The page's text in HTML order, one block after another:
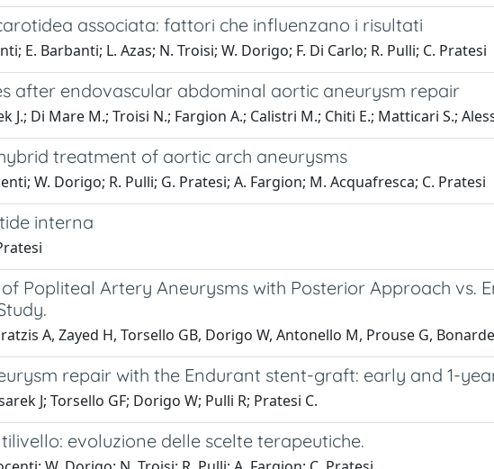
associata: fattori che influenzano i risultati
E. Barbanti; L. Azas; N. Troisi; W. Dorigo; F. Di Carlo; R. Pulli; C. Pratesi
after endovascular abdominal aortic aneurysm repair
J.; Di Mare M.; Troisi N.; Fargion A.; Calistri M.; Chiti E.; Matticari S.;
treatment of aortic arch aneurysms
W. Dorigo; R. Pulli; G. Pratesi; A. Fargion; M. Acquafresca; C. Pratesi
interna
Popliteal Artery Aneurysms with Posterior Approach vs.
A, Zayed H, Torsello GB, Dorigo W, Antonello M, Prouse G,
repair with the Endurant stent-graft: early and 1-
J; Torsello GF; Dorigo W; Pulli R; Pratesi C.
evoluzione delle scelte terapeutiche.